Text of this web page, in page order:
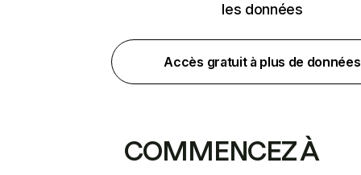
les données
Accès gratuit à plus de données
COMMENCEZ À